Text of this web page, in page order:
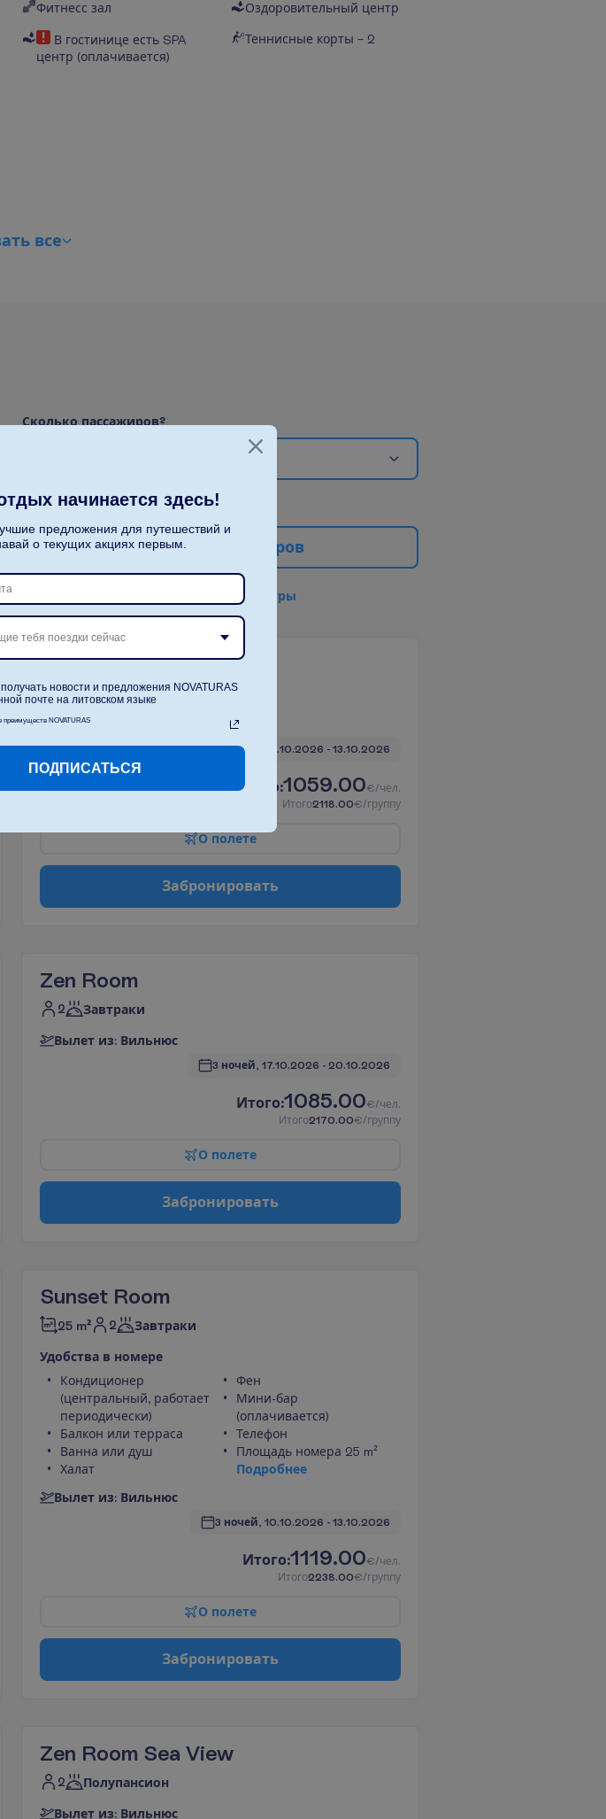
Фитнесс зал Оздоровительный центр
В гостинице есть SPA
центр (оплачивается)
Теннисные корты – 2
ать все
Сколько пассажиров?
Боль ров
ф тры
Zen Room Sea View
2 Завтраки
Вылет
3 ночей, 10.10.2026 - 13.10.2026
И о:1059.00€/чел.
Итого2118.00€/группу
О полете
Забронировать
Zen Room
2 Завтраки
Вылет из: Вильнюс
3 ночей, 17.10.2026 - 20.10.2026
Итого:1085.00€/чел.
Итого2170.00€/группу
О полете
Забронировать
Sunset Room
25 m² 2 Завтраки
Удобства в номере
Кондиционер
(центральный, работает
периодически)
Балкон или терраса
Ванна или душ
Халат
Фен
Мини-бар
(оплачивается)
Телефон
Площадь номера 25 m²
Подробнее
Вылет из: Вильнюс
3 ночей, 10.10.2026 - 13.10.2026
Итого:1119.00€/чел.
Итого2238.00€/группу
О полете
Забронировать
Zen Room Sea View
2 Полупансион
Вылет из: Вильнюс
начинается здесь!
предложения для путешествий и
о текущих акциях первым.
тебя поездки сейчас
новости и предложения NOVATURAS
почте на литовском языке
преимуществ NOVATURAS
ПОДПИСАТЬСЯ